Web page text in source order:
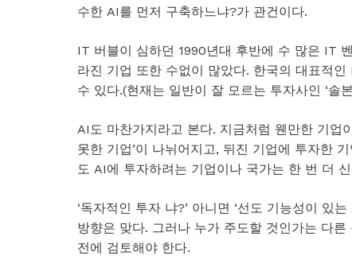
수한 AI를 먼저 구축하느냐?가 관건이다.
IT 버블이 심하던 1990년대 후반에 수 많은 IT
라진 기업 또한 수없이 많았다. 한국의 대표적
수 있다.(현재는 일반이 잘 모르는 투자사인 ‘솔
AI도 마찬가지라고 본다. 지금처럼 웬만한 기업
못한 기업’이 나뉘어지고, 뒤진 기업에 투자한
도 AI에 투자하려는 기업이나 국가는 한 번 더
‘독자적인 투자 냐?’ 아니면 ‘선도 기능성이 있
방향은 맞다. 그러나 누가 주도할 것인가는 다
전에 검토해야 한다.